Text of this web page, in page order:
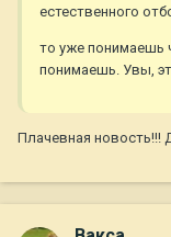
естественного
то уже понимаешь
понимаешь. Увы,
Плачевная новость!!!